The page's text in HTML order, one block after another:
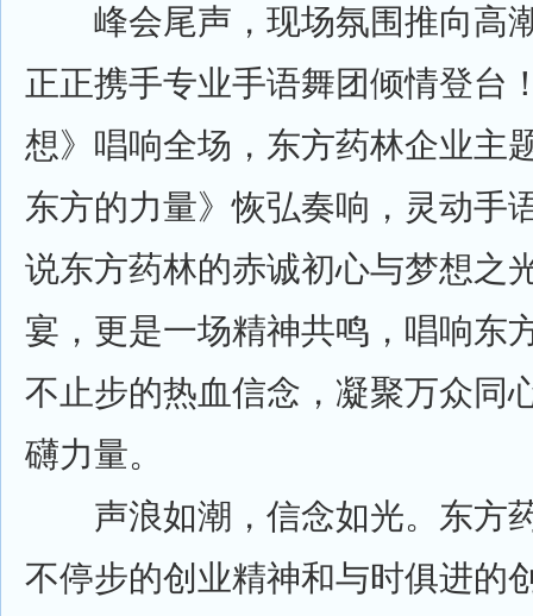
峰会尾声，现场氛围推向高
正正携手专业手语舞团倾情登台
想》唱响全场，东方药林企业主
东方的力量》恢弘奏响，灵动手
说东方药林的赤诚初心与梦想之
宴，更是一场精神共鸣，唱响东
不止步的热血信念，凝聚万众同
礴力量。
声浪如潮，信念如光。东方
不停步的创业精神和与时俱进的